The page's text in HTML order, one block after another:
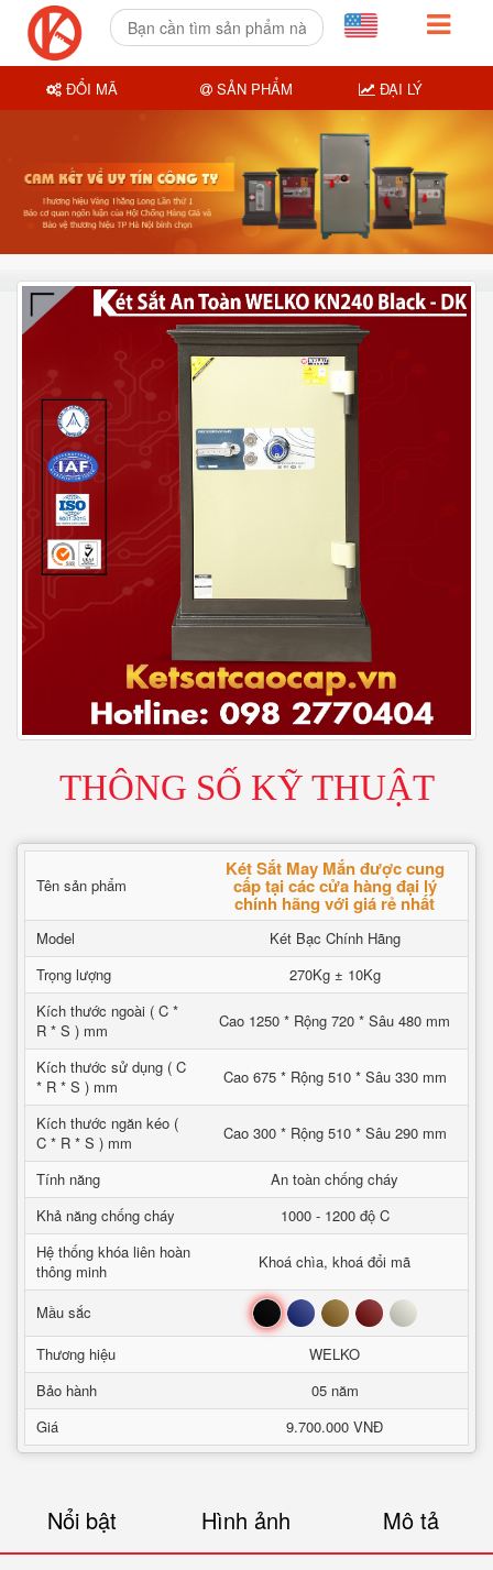
THÔNG SỐ KỸ THUẬT
Tên sản phẩm
Két Sắt May Mắn được cung
cấp tại các cửa hàng đại lý
chính hãng với giá rẻ nhất
Model
Két Bạc Chính Hãng
Trọng lượng
270Kg ± 10Kg
Kích thước ngoài ( C *
R * S ) mm
Cao 1250 * Rộng 720 * Sâu 480 mm
Kích thước sử dụng ( C
* R * S ) mm
Cao 675 * Rộng 510 * Sâu 330 mm
Kích thước ngăn kéo (
C * R * S ) mm
Cao 300 * Rộng 510 * Sâu 290 mm
Tính năng
An toàn chống cháy
Khả năng chống cháy
1000 - 1200 độ C
Hệ thống khóa liên hoàn
thông minh
Khoá chìa, khoá đổi mã
Mầu sắc Đen Xanh Nâu Đỏ Trắng
Thương hiệu
WELKO
Bảo hành
05 năm
Giá
9.700.000 VNĐ
Nổi bật Hình ảnh Mô tả
ĐỔI MÃ SẢN PHẨM ĐẠI LÝ